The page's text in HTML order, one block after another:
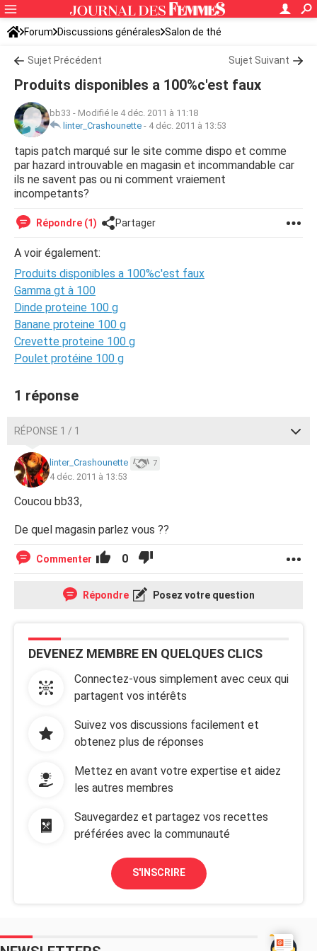
Forum Discussions générales Salon de thé
Sujet Précédent Sujet Suivant
Produits disponibles a 100%c'est faux
bb33 - Modifié le 4 déc. 2011 à 11:18
linter_Crashounette - 4 déc. 2011 à 13:53
tapis patch marqué sur le site comme dispo et comme
par hazard introuvable en magasin et incommandable car
ils ne savent pas ou ni comment vraiement
incompetants?
Répondre (1) Partager
A voir également:
Produits disponibles a 100%c'est faux
Gamma gt à 100
Dinde proteine 100 g
Banane proteine 100 g
Crevette proteine 100 g
Poulet protéine 100 g
1 réponse
RÉPONSE 1 / 1
linter_Crashounette 7
4 déc. 2011 à 13:53
Coucou bb33,
De quel magasin parlez vous ??
Commenter 0
Répondre Posez votre question
DEVENEZ MEMBRE EN QUELQUES CLICS
Connectez-vous simplement avec ceux qui
partagent vos intérêts
Suivez vos discussions facilement et
obtenez plus de réponses
Mettez en avant votre expertise et aidez
les autres membres
Sauvegardez et partagez vos recettes
préférées avec la communauté
S'INSCRIRE